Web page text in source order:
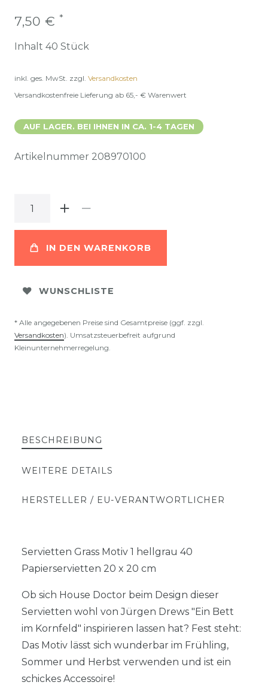
7,50 € *
Inhalt 40 Stück
inkl. ges. MwSt. zzgl. Versandkosten
Versandkostenfreie Lieferung ab 65,- € Warenwert
AUF LAGER. BEI IHNEN IN CA. 1-4 TAGEN
Artikelnummer 208970100
IN DEN WARENKORB
WUNSCHLISTE
* Alle angegebenen Preise sind Gesamtpreise (ggf. zzgl.
Versandkosten). Umsatzsteuerbefreit aufgrund
Kleinunternehmerregelung.
BESCHREIBUNG
WEITERE DETAILS
HERSTELLER / EU-VERANTWORTLICHER
Servietten Grass Motiv 1 hellgrau 40
Papierservietten 20 x 20 cm
Ob sich House Doctor beim Design dieser
Servietten wohl von Jürgen Drews "Ein Bett
im Kornfeld" inspirieren lassen hat? Fest steht:
Das Motiv lässt sich wunderbar im Frühling,
Sommer und Herbst verwenden und ist ein
schickes Accessoire!